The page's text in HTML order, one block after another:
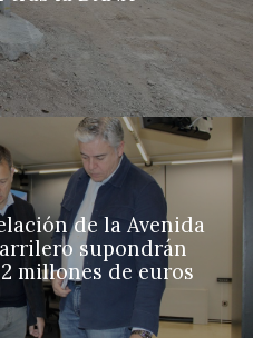
de la Avenida
supondrán
millones de euros